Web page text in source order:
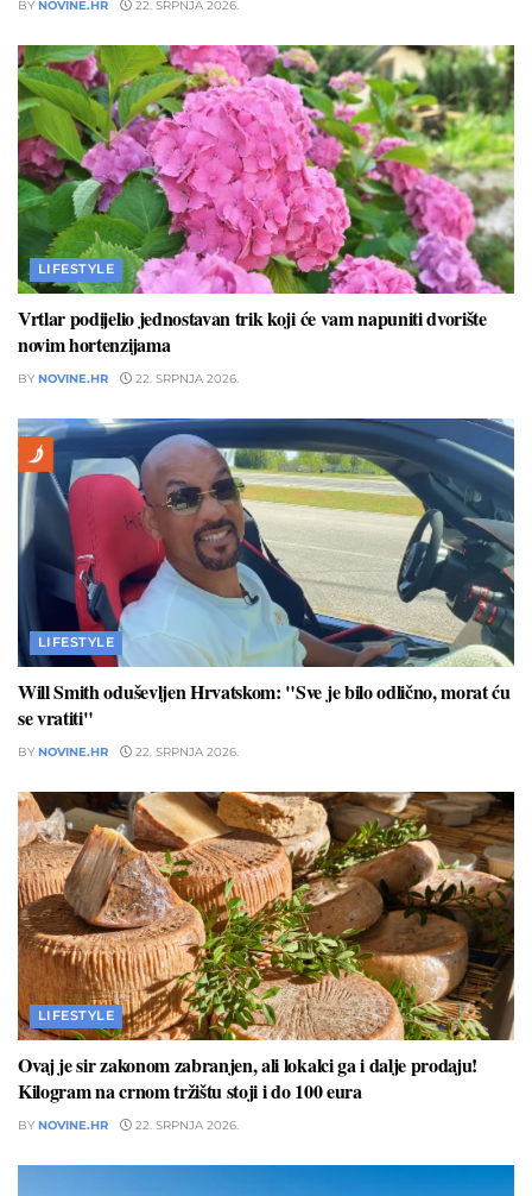
BY NOVINE.HR 22. SRPNJA 2026.
LIFESTYLE
Vrtlar podijelio jednostavan trik koji će vam napuniti dvorište
novim hortenzijama
BY NOVINE.HR 22. SRPNJA 2026.
LIFESTYLE
Will Smith oduševljen Hrvatskom: "Sve je bilo odlično, morat ću
se vratiti"
BY NOVINE.HR 22. SRPNJA 2026.
LIFESTYLE
Ovaj je sir zakonom zabranjen, ali lokalci ga i dalje prodaju!
Kilogram na crnom tržištu stoji i do 100 eura
BY NOVINE.HR 22. SRPNJA 2026.